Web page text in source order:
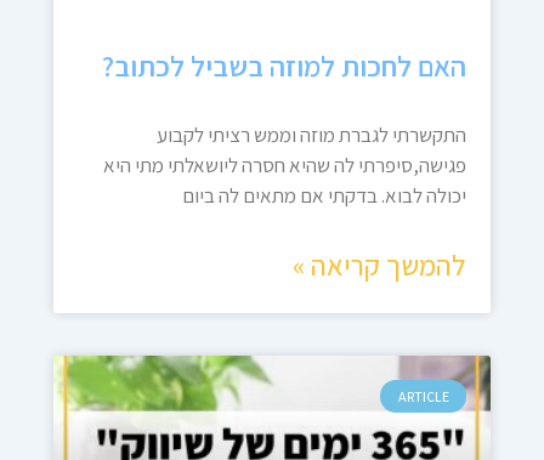
האם לחכות למוזה בשביל לכתוב?
התקשרתי לגברת מוזה וממש רציתי לקבוע
פגישה,סיפרתי לה שהיא חסרה ליושאלתי מתי היא
יכולה לבוא. בדקתי אם מתאים לה ביום
להמשך קריאה »
ARTICLE